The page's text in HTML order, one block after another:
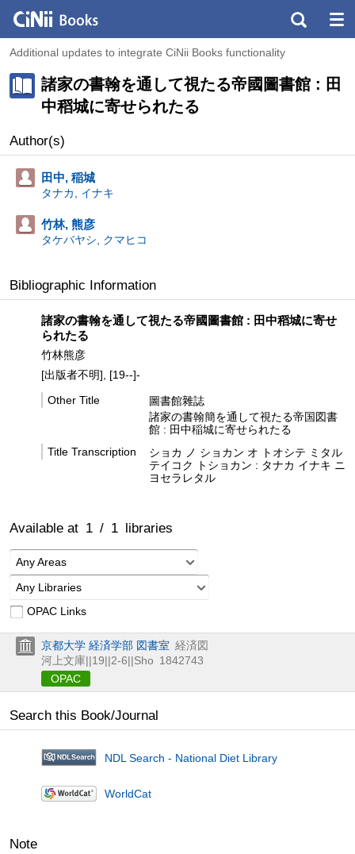
Additional updates to integrate CiNii Books functionality
諸家の書翰を通して視たる帝國圖書館 : 田
中稻城に寄せられたる
Author(s)
田中, 稲城
タナカ, イナキ
竹林, 熊彦
タケバヤシ, クマヒコ
Bibliographic Information
諸家の書翰を通して視たる帝國圖書館 : 田中稻城に寄せ
られたる
竹林熊彦
[出版者不明], [19--]-
Other Title
圖書館雜誌
諸家の書翰簡を通して視たる帝国図書
館 : 田中稲城に寄せられたる
Title Transcription
ショカ ノ ショカン オ トオシテ ミタル
テイコク トショカン : タナカ イナキ ニ
ヨセラレタル
Available at 1 / 1 libraries
Any Areas
Any Libraries
OPAC Links
京都大学 経済学部 図書室 経済図
河上文庫||19||2-6||Sho 1842743
OPAC
Search this Book/Journal
NDL Search - National Diet Library
WorldCat
Note